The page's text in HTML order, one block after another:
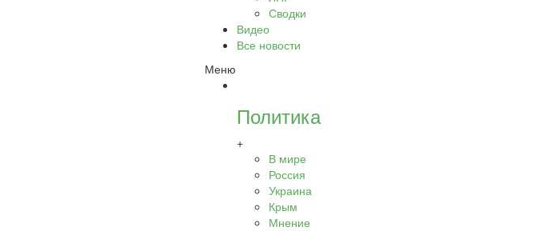
Сводки
Видео
Все новости
Меню
Политика
+
В мире
Россия
Украина
Крым
Мнение